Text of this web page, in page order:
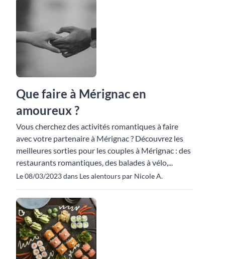
Que faire à Mérignac en
amoureux ?
Vous cherchez des activités romantiques à faire
avec votre partenaire à Mérignac ? Découvrez les
meilleures sorties pour les couples à Mérignac : des
restaurants romantiques, des balades à vélo,...
Le 08/03/2023 dans Les alentours par Nicole A.